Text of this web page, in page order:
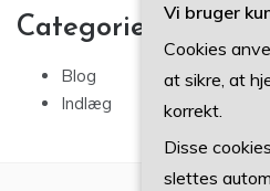
Categories
Blog
Indlæg
Vi bruger
Cookies
at sikre, at
korrekt.
Disse
slettes